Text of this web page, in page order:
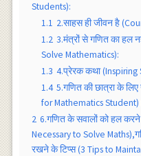
Students):
1.1 2.साहस ही जीवन है
1.2 3.मंत्रों से गणित का हल
Solve Mathematics):
1.3 4.प्रेरक कथा (Inspiring
1.4 5.गणित की छात्रा के
for Mathematics Student)
2 6.गणित के सवालों को हल
Necessary to Solve
रखने के टिप्स (3 Tips to